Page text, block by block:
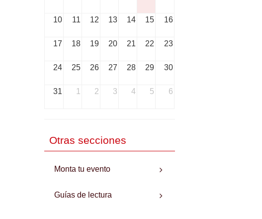
10 11 12 13 14 15 16
17 18 19 20 21 22 23
24 25 26 27 28 29 30
31 1 2 3 4 5 6
Otras secciones
Monta tu evento
Guías de lectura